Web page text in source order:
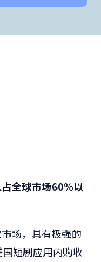
全球市场60%以
场，具有极强的
短剧应用内购收